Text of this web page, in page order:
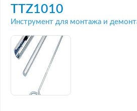
TTZ1010
Инструмент для монтажа и